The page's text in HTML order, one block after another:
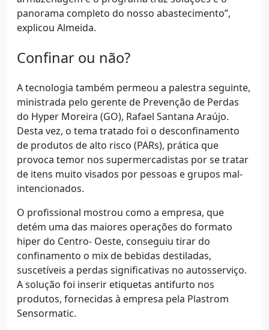
panorama completo do nosso abastecimento”,
explicou Almeida.
Confinar ou não?
A tecnologia também permeou a palestra seguinte,
ministrada pelo gerente de Prevenção de Perdas
do Hyper Moreira (GO), Rafael Santana Araújo.
Desta vez, o tema tratado foi o desconfinamento
de produtos de alto risco (PARs), prática que
provoca temor nos supermercadistas por se tratar
de itens muito visados por pessoas e grupos mal-
intencionados.
O profissional mostrou como a empresa, que
detém uma das maiores operações do formato
hiper do Centro- Oeste, conseguiu tirar do
confinamento o mix de bebidas destiladas,
suscetíveis a perdas significativas no autosserviço.
A solução foi inserir etiquetas antifurto nos
produtos, fornecidas à empresa pela Plastrom
Sensormatic.